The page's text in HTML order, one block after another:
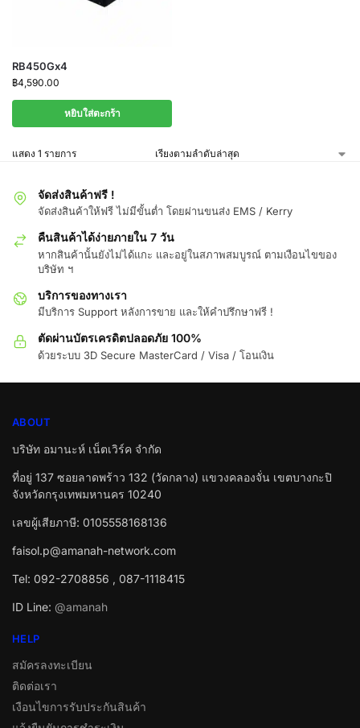
RB450Gx4
฿4,590.00
หยิบใส่ตะกร้า
แสดง 1 รายการ
จัดส่งสินค้าฟรี !
จัดส่งสินค้าให้ฟรี ไม่มีขั้นต่ำ โดยผ่านขนส่ง EMS / Kerry
คืนสินค้าได้ง่ายภายใน 7 วัน
หากสินค้านั้นยังไม่ได้แกะ และอยู่ในสภาพสมบูรณ์ ตามเงือนไขของ
บริษัท ฯ
บริการของทางเรา
มีบริการ Support หลังการขาย และให้คำปรึกษาฟรี !
ตัดผ่านบัตรเครดิตปลอดภัย 100%
ด้วยระบบ 3D Secure MasterCard / Visa / โอนเงิน
ABOUT
บริษัท อมานะห์ เน็ตเวิร์ค จำกัด
ที่อยู่ 137 ซอยลาดพร้าว 132 (วัดกลาง) แขวงคลองจั่น เขตบางกะปิ
จังหวัดกรุงเทพมหานคร 10240
เลขผู้เสียภาษี: 0105558168136
faisol.p@amanah-network.com
Tel: 092-2708856 , 087-1118415
ID Line: @amanah
HELP
สมัครลงทะเบียน
ติดต่อเรา
เงือนไขการรับประกันสินค้า